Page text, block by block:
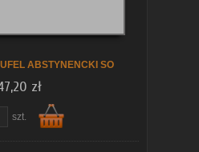
ABSTYNENCKI SO
zł
szt.